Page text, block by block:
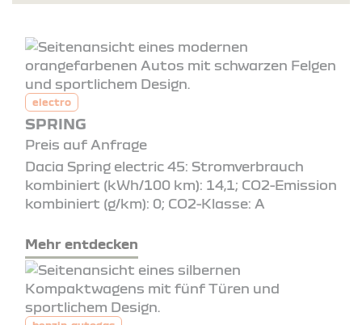
electro
SPRING
Preis auf Anfrage
Dacia Spring electric 45: Stromverbrauch
kombiniert (kWh/100 km): 14,1; CO2-Emission
kombiniert (g/km): 0; CO2-Klasse: A
Mehr entdecken